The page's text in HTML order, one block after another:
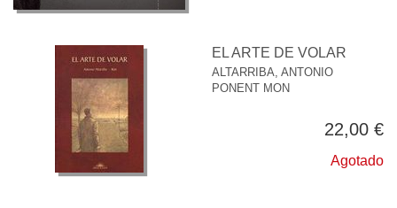
EL ARTE DE VOLAR
ALTARRIBA, ANTONIO
PONENT MON
22,00 €
Agotado